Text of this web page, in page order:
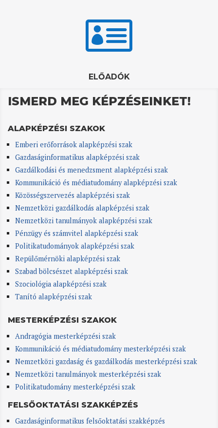

ELŐADÓK
ISMERD MEG KÉPZÉSEINKET!
ALAPKÉPZÉSI SZAKOK
Emberi erőforrások alapképzési szak
Gazdaságinformatikus alapképzési szak
Gazdálkodási és menedzsment alapképzési szak
Kommunikáció és médiatudomány alapképzési szak
Közösségszervezés alapképzési szak
Nemzetközi gazdálkodás alapképzési szak
Nemzetközi tanulmányok alapképzési szak
Pénzügy és számvitel alapképzési szak
Politikatudományok alapképzési szak
Repülőmérnöki alapképzési szak
Szabad bölcsészet alapképzési szak
Szociológia alapképzési szak
Tanító alapképzési szak
MESTERKÉPZÉSI SZAKOK
Andragógia mesterképzési szak
Kommunikáció és médiatudomány mesterképzési szak
Nemzetközi gazdaság és gazdálkodás mesterképzési szak
Nemzetközi tanulmányok mesterképzési szak
Politikatudomány mesterképzési szak
FELSŐOKTATÁSI SZAKKÉPZÉS
Gazdaságinformatikus felsőoktatási szakképzés